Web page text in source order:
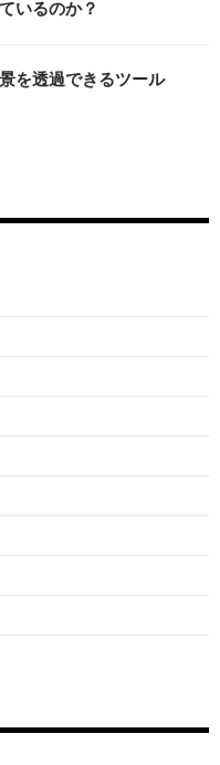
いるのか？
を透過できるツール